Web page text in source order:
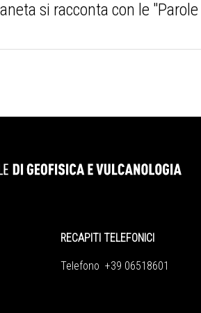
si racconta con le
RECAPITI TELEFONICI
Telefono +39 06518601